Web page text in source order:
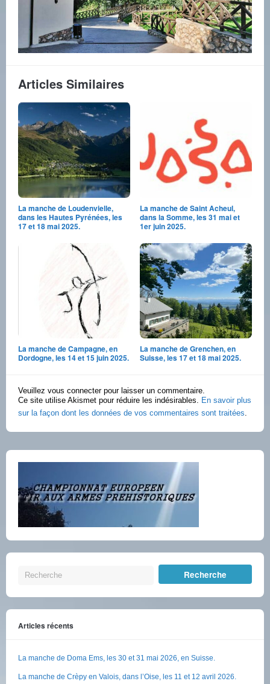
Articles Similaires
La manche de Loudenvielle,
dans les Hautes Pyrénées, les
17 et 18 mai 2025.
La manche de Saint Acheul,
dans la Somme, les 31 mai et
1er juin 2025.
La manche de Campagne, en
Dordogne, les 14 et 15 juin 2025.
La manche de Grenchen, en
Suisse, les 17 et 18 mai 2025.
Veuillez vous connecter pour laisser un commentaire.
Ce site utilise Akismet pour réduire les indésirables. En savoir plus
sur la façon dont les données de vos commentaires sont traitées.
Articles récents
La manche de Doma Ems, les 30 et 31 mai 2026, en Suisse.
La manche de Crèpy en Valois, dans l’Oise, les 11 et 12 avril 2026.